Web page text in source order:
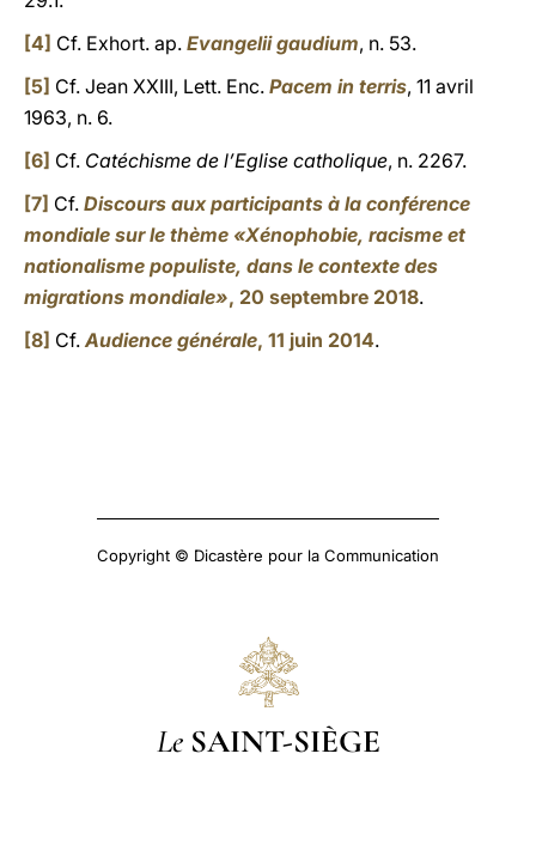
[4] Cf. Exhort. ap. Evangelii gaudium, n. 53.
[5] Cf. Jean XXIII, Lett. Enc. Pacem in terris, 11 avril
1963, n. 6.
[6] Cf. Catéchisme de l’Eglise catholique, n. 2267.
[7] Cf. Discours aux participants à la conférence
mondiale sur le thème «Xénophobie, racisme et
nationalisme populiste, dans le contexte des
migrations mondiale», 20 septembre 2018.
[8] Cf.Audience générale, 11 juin 2014.
Copyright © Dicastère pour la Communication
Le SAINT-SIÈGE